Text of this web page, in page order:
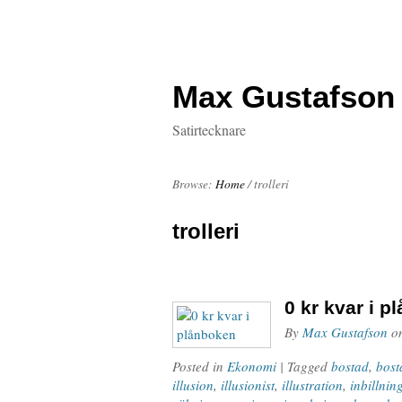
Max Gustafson
Satirtecknare
Browse: Home/trolleri
trolleri
0 kr kvar i
By Max Gustafson
Posted in Ekonomi | Tagged bostad,
illusion, illusionist, illustration, inbillning